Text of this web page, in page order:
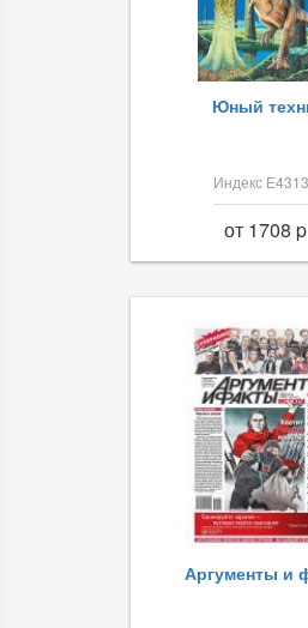
Юный
Индекс
от 1708 p
Аргументы и